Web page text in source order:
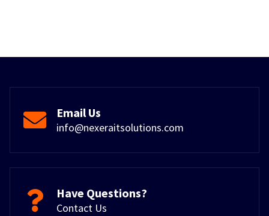
Email Us
info@nexeraitsolutions.com
Have Questions?
Contact Us